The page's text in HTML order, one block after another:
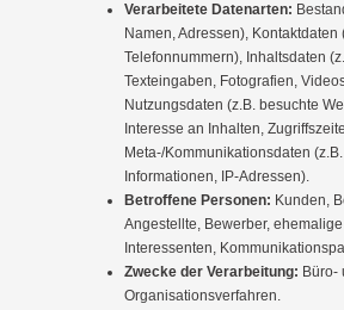
Verarbeitete Datenarten:
Namen, Adressen), Kontaktdaten
Telefonnummern), Inhaltsdaten
Texteingaben, Fotografien,
Nutzungsdaten (z.B. besuchte
Interesse an Inhalten,
Meta-/Kommunikationsdaten
Informationen, IP-Adressen).
Betroffene Personen: Kunden,
Angestellte, Bewerber,
Interessenten,
Zwecke der Verarbeitung: Büro-
Organisationsverfahren.